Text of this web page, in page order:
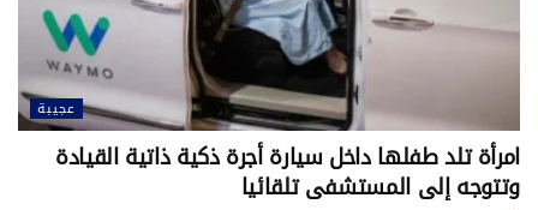
عجيبة
امرأة تلد طفلها داخل سيارة أجرة ذكية ذاتية القيادة
وتتوجه إلى المستشفى تلقائيا